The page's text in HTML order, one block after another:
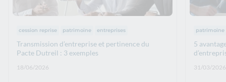
Thématiques :
cession reprise patrimoine entreprises
Transmission d’entreprise et pertinence du
Pacte Dutreil : 3 exemples
Date de publication: :
18/06/2026
patrimoine
5
Date de
31/03/2026